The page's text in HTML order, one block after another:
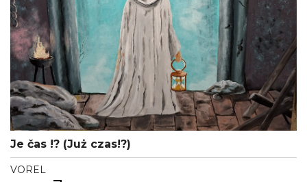
Je čas !? (Już czas!?)
VOREL